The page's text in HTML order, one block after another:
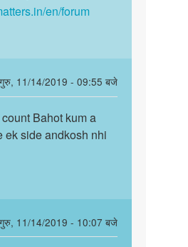
en/forum
गुरु, 11/14/2019 - 09:55 बजे
Bahot kum a
ek side andkosh nhi
गुरु, 11/14/2019 - 10:07 बजे